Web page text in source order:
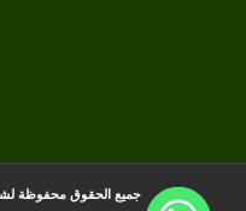
جميع الحقوق محفوظة